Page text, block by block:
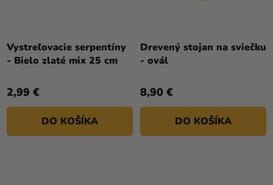
Vystreľovacie serpentíny
- Bielo zlaté mix 25 cm
2,99 €
DO KOŠÍKA
Drevený stojan na sviečku
- ovál
8,90 €
DO KOŠÍKA